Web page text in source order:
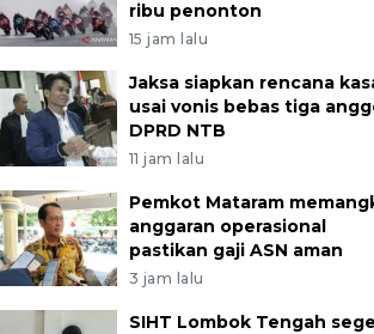
ribu penonton
15 jam lalu
Jaksa siapkan rencana
usai vonis bebas tiga
DPRD NTB
11 jam lalu
Pemkot Mataram
anggaran operasional
pastikan gaji ASN aman
3 jam lalu
SIHT Lombok Tengah